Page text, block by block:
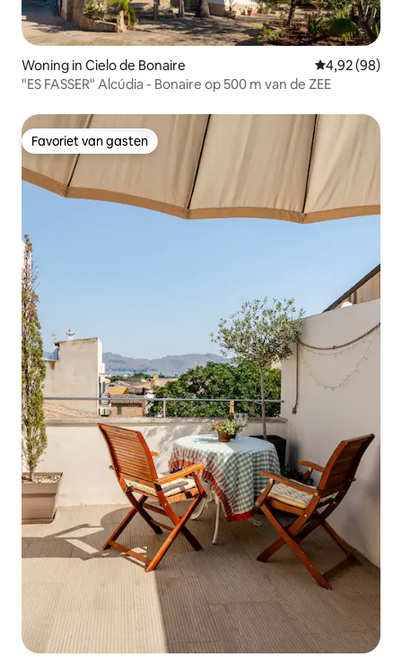
Woning in Cielo de Bonaire Gemiddelde
4,92 (98)
"ES FASSER" Alcúdia - Bonaire op 500 m van de ZEE
Favoriet van gasten
Favoriet van gasten